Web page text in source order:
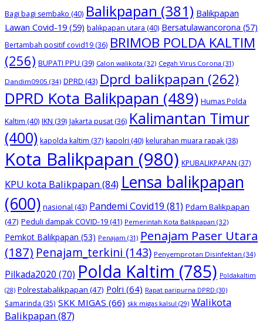
Bagi bagi sembako (40) Balikpapan (381) Balikpapan
Lawan Covid-19 (59) balikpapan utara (40) Bersatulawancorona (57)
Bertambah positif covid19 (36) BRIMOB POLDA KALTIM
(256) BUPATI PPU (39) Calon walikota (32) Cegah Virus Corona (31)
Dandim0905 (34) DPRD (43) Dprd balikpapan (262)
DPRD Kota Balikpapan (489) Humas Polda
Kaltim (40) IKN (39) Jakarta pusat (36) Kalimantan Timur
(400) kapolda kaltim (37) kapolri (40) kelurahan muara rapak (38)
Kota Balikpapan (980) KPUBALIKPAPAN (37)
KPU kota Balikpapan(84) Lensa balikpapan
(600) nasional (43) Pandemi Covid19 (81) Pdam Balikpapan
(47) Peduli dampak COVID-19(41) Pemerintah Kota Balikpapan (32)
Pemkot Balikpapan (53) Penajam (31) Penajam Paser Utara
(187) Penajam_terkini (143) Penyemprotan Disinfektan (34)
Pilkada2020 (70) Polda Kaltim (785) Poldakaltim
(28) Polrestabalikpapan (47) Polri (64) Rapat paripurna DPRD (30)
Samarinda (35) SKK MIGAS (66) skk migas kalsul (29) Walikota
Balikpapan(87)